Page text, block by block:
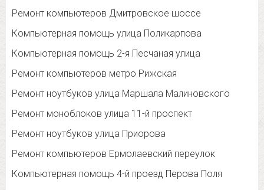
Ремонт компьютеров Дмитровское шоссе
Компьютерная помощь улица Поликарпова
Компьютерная помощь 2-я Песчаная улица
Ремонт компьютеров метро Рижская
Ремонт ноутбуков улица Маршала Малиновского
Ремонт моноблоков улица 11-й проспект
Ремонт ноутбуков улица Приорова
Ремонт компьютеров Ермолаевский переулок
Компьютерная помощь 4-й проезд Перова Поля